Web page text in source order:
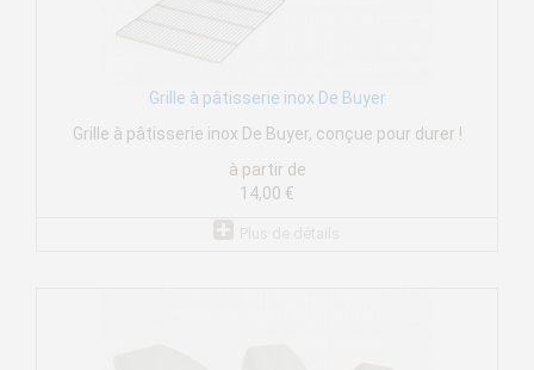
Grille à pâtisserie inox De Buyer
Grille à pâtisserie inox De Buyer, conçue pour durer !
à partir de
14,00 €